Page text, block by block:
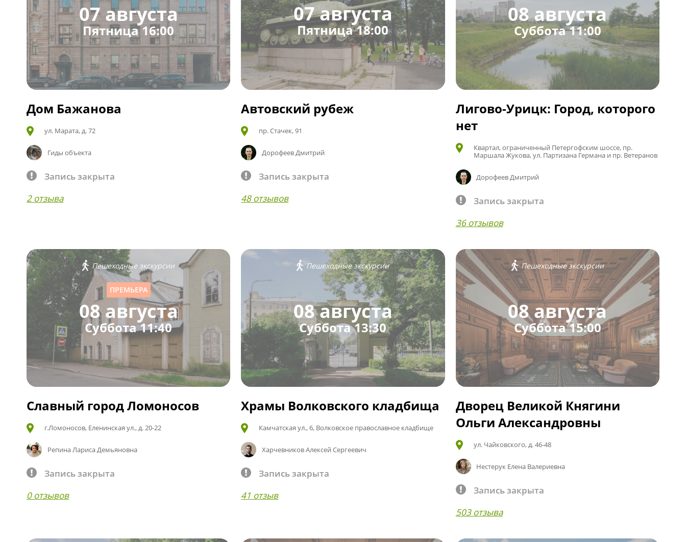
07 августа
Пятница 16:00
Дом Бажанова
ул. Марата, д. 72
Гиды объекта
Запись закрыта
2 отзыва
07 августа
Пятница 18:00
Автовский рубеж
пр. Стачек, 91
Дорофеев Дмитрий
Запись закрыта
48 отзывов
08 августа
Суббота 11:00
Лигово-Урицк: Город, которого
нет
Квартал, ограниченный Петергофским шоссе, пр.
Маршала Жукова, ул. Партизана Германа и пр. Ветеранов
Дорофеев Дмитрий
Запись закрыта
36 отзывов
Пешеходные экскурсии
ПРЕМЬЕРА
08 августа
Суббота 11:40
Славный город Ломоносов
г.Ломоносов, Еленинская ул., д. 20-22
Репина Лариса Демьяновна
Запись закрыта
0 отзывов
Пешеходные экскурсии
08 августа
Суббота 13:30
Храмы Волковского кладбища
Камчатская ул., 6, Волковское православное кладбище
Харчевников Алексей Сергеевич
Запись закрыта
41 отзыв
Пешеходные экскурсии
08 августа
Суббота 15:00
Дворец Великой Княгини
Ольги Александровны
ул. Чайковского, д. 46-48
Нестерук Елена Валериевна
Запись закрыта
503 отзыва